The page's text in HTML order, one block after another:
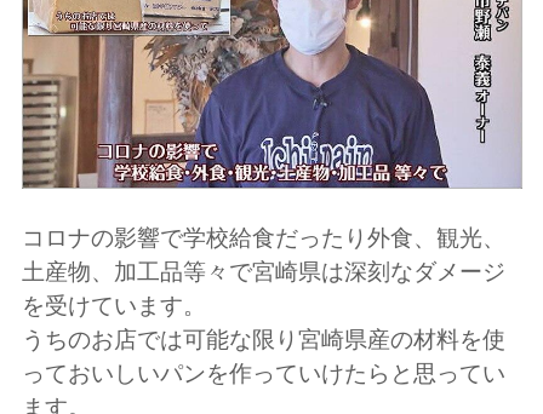
コロナの影響で学校給食だったり外食、観光、
土産物、加工品等々で宮崎県は深刻なダメージ
を受けています。
うちのお店では可能な限り宮崎県産の材料を使
っておいしいパンを作っていけたらと思ってい
ます。